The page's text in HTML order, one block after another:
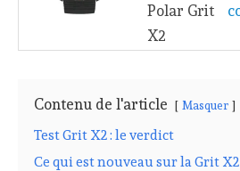
Polar Grit
X2
Contenu de l'article Masquer
Test Grit X2 : le verdict
Ce qui est nouveau sur la Grit X2